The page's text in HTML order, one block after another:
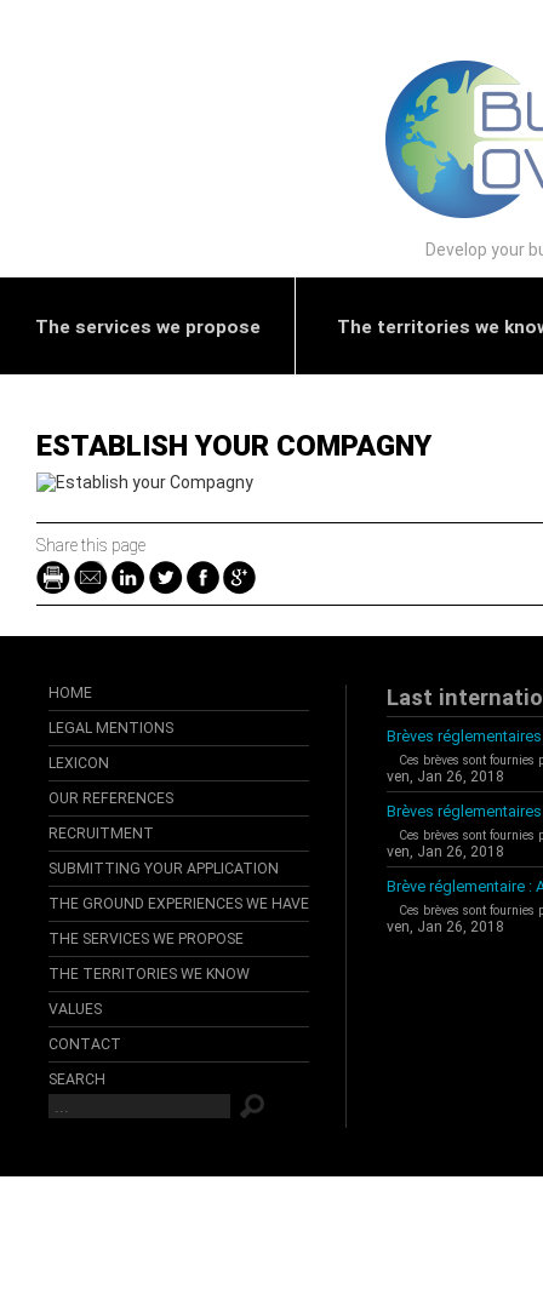
Develop your
The services we propose The territories we
ESTABLISH YOUR COMPAGNY
Share this page
HOME
LEGAL MENTIONS
LEXICON
OUR REFERENCES
RECRUITMENT
SUBMITTING YOUR APPLICATION
THE GROUND EXPERIENCES WE HAVE
THE SERVICES WE PROPOSE
THE TERRITORIES WE KNOW
VALUES
CONTACT
SEARCH
Last
Brèves réglementaires
Ces brèves sont fournies
ven, Jan 26, 2018
Brèves
Ces brèves sont fournies
ven, Jan 26, 2018
Brève réglementaire :
Ces brèves sont fournies
ven, Jan 26, 2018